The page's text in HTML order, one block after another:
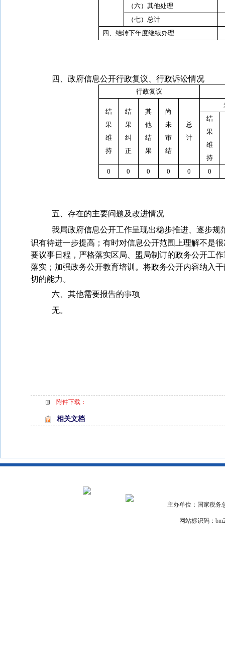
（六）其他处理
（七）总计
四、结转下年度继续办理
四、政府信息公开行政复议、行政诉讼情况
行政复议
结
果
维
持
结
果
纠
正
其
他
结
果
尚
未
审
结
总
计
结
果
维
持
0
0 0 0 0 0
五、存在的主要问题及改进情况
我局政府信息公开工作呈现出稳步推进、逐步
识有待进一步提高；有时对信息公开范围上理解不是
要议事日程，严格落实区局、盟局制订的政务公开工
落实；加强政务公开教育培训。将政务公开内容纳入
切的能力。
六、其他需要报告的事项
无。
附件下载：
相关文档
主办单位：国家税务
网站标识码：